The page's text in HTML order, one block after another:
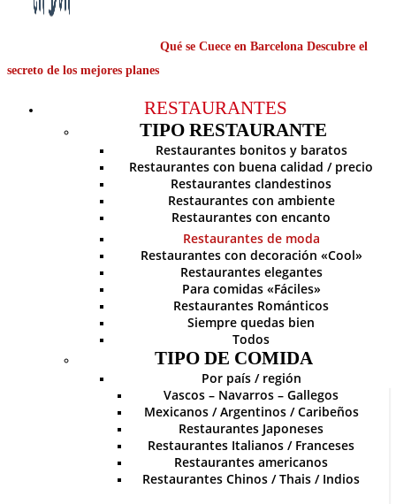
Qué se Cuece en Barcelona Descubre el
secreto de los mejores planes
RESTAURANTES
TIPO RESTAURANTE
Restaurantes bonitos y baratos
Restaurantes con buena calidad / precio
Restaurantes clandestinos
Restaurantes con ambiente
Restaurantes con encanto
Restaurantes de moda
Restaurantes con decoración «Cool»
Restaurantes elegantes
Para comidas «Fáciles»
Restaurantes Románticos
Siempre quedas bien
Todos
TIPO DE COMIDA
Por país / región
Vascos – Navarros – Gallegos
Mexicanos / Argentinos / Caribeños
Restaurantes Japoneses
Restaurantes Italianos / Franceses
Restaurantes americanos
Restaurantes Chinos / Thais / Indios